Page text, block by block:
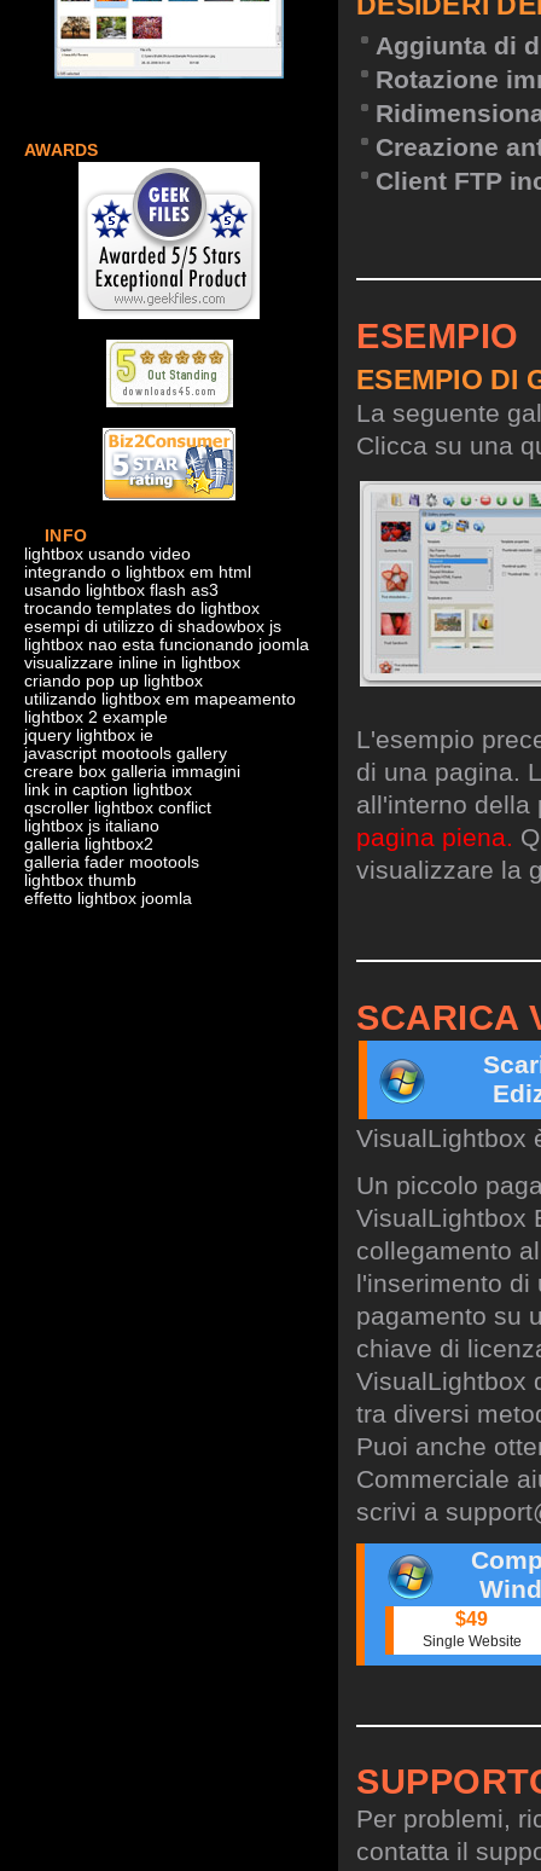
AWARDS
INFO
lightbox usando video
integrando o lightbox em html
usando lightbox flash as3
trocando templates do lightbox
esempi di utilizzo di shadowbox js
lightbox nao esta funcionando joomla
visualizzare inline in lightbox
criando pop up lightbox
utilizando lightbox em mapeamento
lightbox 2 example
jquery lightbox ie
javascript mootools gallery
creare box galleria immagini
link in caption lightbox
qscroller lightbox conflict
lightbox js italiano
galleria lightbox2
galleria fader mootools
lightbox thumb
effetto lightbox joomla
Aggiunta di
Rotazione
Creazione
Client FTP
ESEMPIO
ESEMPIO DI
La seguente
Clicca su una
L'esempio
di una pagina.
all'interno
pagina piena.
visualizzare la
SCARICA
VisualLightbox
Un piccolo
VisualLightbox
collegamento
l'inserimento di
pagamento su
chiave di
VisualLightbox
tra diversi
Puoi anche
Commerciale
scrivi a
$49
Single Website
Per problemi,
contatta il